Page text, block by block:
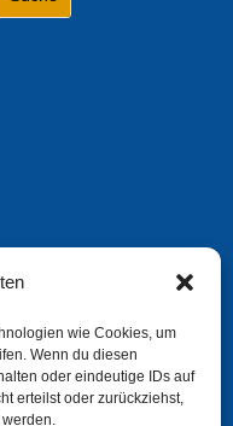
wie Cookies, um
Wenn du diesen
oder eindeutige IDs auf
erteilst oder zurückziehst,